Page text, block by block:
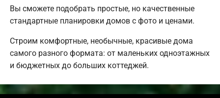
Вы сможете подобрать простые, но качественные
стандартные планировки домов с фото и ценами.
Строим комфортные, необычные, красивые дома
самого разного формата: от маленьких одноэтажных
и бюджетных до больших коттеджей.